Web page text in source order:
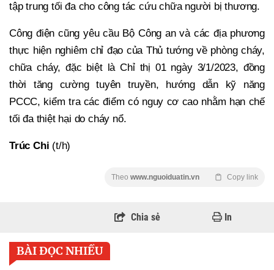
tập trung tối đa cho công tác cứu chữa người bị thương.
Công điện cũng yêu cầu Bộ Công an và các địa phương
thực hiện nghiêm chỉ đạo của Thủ tướng về phòng cháy,
chữa cháy, đặc biệt là Chỉ thị 01 ngày 3/1/2023, đồng
thời tăng cường tuyên truyền, hướng dẫn kỹ năng
PCCC, kiểm tra các điểm có nguy cơ cao nhằm hạn chế
tối đa thiệt hại do cháy nổ.
Trúc Chi (t/h)
Theo www.nguoiduatin.vn Copy link
Chia sẻ In
BÀI ĐỌC NHIỀU